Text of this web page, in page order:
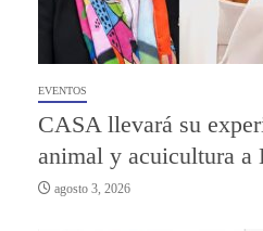
EVENTOS
CASA llevará su
animal y acuicultura a
agosto 3, 2026